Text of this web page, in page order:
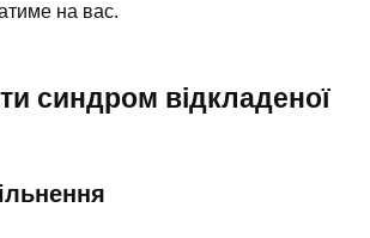
на вас.
синдром відкладеної